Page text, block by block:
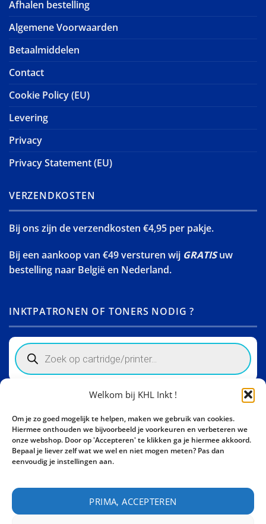
Welkom bij KHL Inkt !
Om je zo goed mogelijk te helpen, maken we gebruik van cookies.
Hiermee onthouden we bijvoorbeeld je voorkeuren en verbeteren we
onze webshop. Door op 'Accepteren' te klikken ga je hiermee akkoord.
Bepaal je liever zelf wat we wel en niet mogen meten? Pas dan
eenvoudig je instellingen aan.
PRIMA, ACCEPTEREN
Afhalen bestelling
Algemene Voorwaarden
Betaalmiddelen
Contact
Cookie Policy (EU)
Levering
Privacy
Privacy Statement (EU)
VERZENDKOSTEN
Bij ons zijn de verzendkosten €4,95 per pakje.
Bij een aankoop van €49 versturen wij GRATISuw
bestelling naar België en Nederland.
INKTPATRONEN OF TONERS NODIG ?
Products
search
Activity Invest BV - KHL, Kempische Steenweg 274
3500 Hasselt - België BE0862447190
Bel ons nu:+32 11 261499